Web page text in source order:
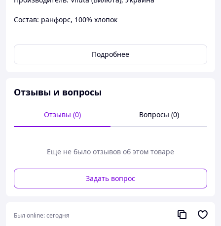
Состав: ранфорс, 100% хлопок
Пододеяльник: 175x210 см - 1 шт
Простынь на резинке: 160x200+25 см - 1 шт
Упаковка: фирменная ПВХ
Подробнее
Отзывы и вопросы
Отзывы (0) Вопросы (0)
Еще не было отзывов об этом товаре
Задать вопрос
Был online:сегодня